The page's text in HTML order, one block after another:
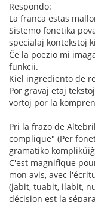
Respondo:
La franca estas
Sistemo fonetika
specialaj kontekstoj
Ĉe la poezio mi
funkcii.
Kiel ingrediento de
Por gravaj etaj
vortoj por la
Pri la frazo de
complique" (Per
gramatiko
C'est magnifique
mon avis, avec
(jabit, tuabit, ilabit,
décision est la